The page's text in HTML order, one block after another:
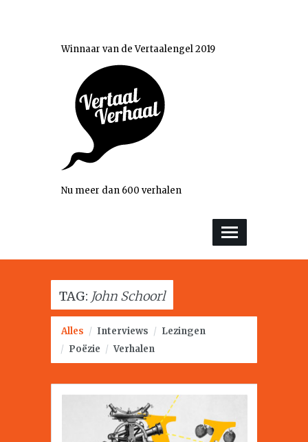
Winnaar van de Vertaalengel 2019
Nu meer dan 600 verhalen
TAG: John Schoorl
Alles / Interviews / Lezingen
/ Poëzie / Verhalen